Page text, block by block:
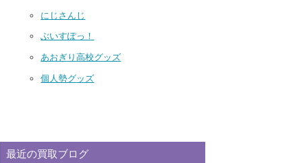
にじさんじ
ぶいすぽっ！
あおぎり高校グッズ
個人勢グッズ
最近の買取ブログ